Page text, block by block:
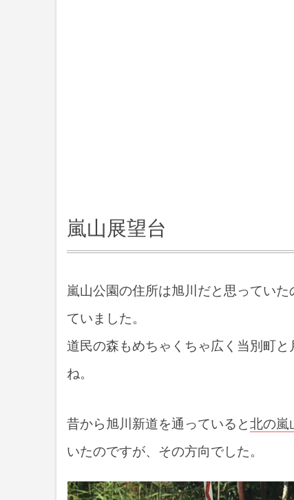
嵐山展望台
嵐山公園の住所は旭川だと思ってい
ていました。
道民の森もめちゃくちゃ広く当別町
ね。
昔から旭川新道を通っていると北の嵐
いたのですが、その方向でした。